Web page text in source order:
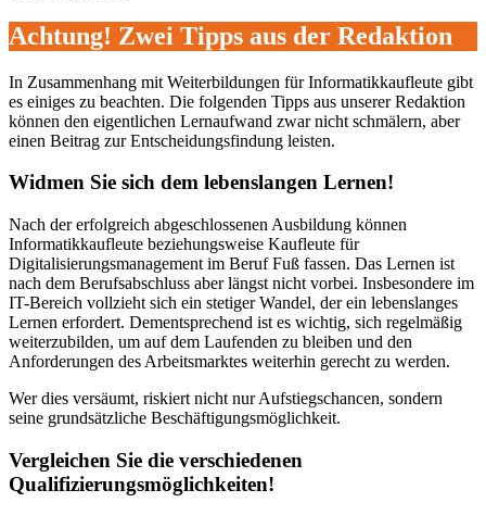
Achtung! Zwei Tipps aus der Redaktion
In Zusammenhang mit Weiterbildungen für Informatikkaufleute gibt
es einiges zu beachten. Die folgenden Tipps aus unserer Redaktion
können den eigentlichen Lernaufwand zwar nicht schmälern, aber
einen Beitrag zur Entscheidungsfindung leisten.
Widmen Sie sich dem lebenslangen Lernen!
Nach der erfolgreich abgeschlossenen Ausbildung können
Informatikkaufleute beziehungsweise Kaufleute für
Digitalisierungsmanagement im Beruf Fuß fassen. Das Lernen ist
nach dem Berufsabschluss aber längst nicht vorbei. Insbesondere im
IT-Bereich vollzieht sich ein stetiger Wandel, der ein lebenslanges
Lernen erfordert. Dementsprechend ist es wichtig, sich regelmäßig
weiterzubilden, um auf dem Laufenden zu bleiben und den
Anforderungen des Arbeitsmarktes weiterhin gerecht zu werden.
Wer dies versäumt, riskiert nicht nur Aufstiegschancen, sondern
seine grundsätzliche Beschäftigungsmöglichkeit.
Vergleichen Sie die verschiedenen
Qualifizierungsmöglichkeiten!